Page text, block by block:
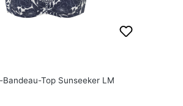
Bandeau-Top Sunseeker LM